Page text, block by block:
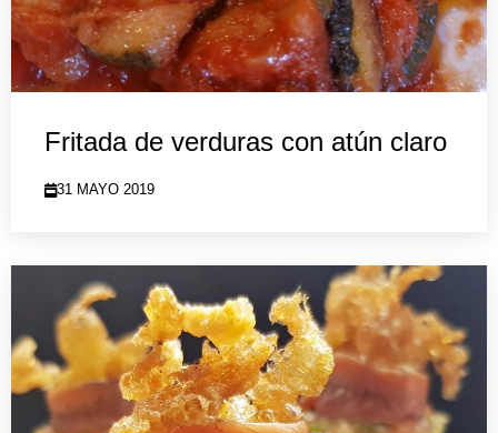
Fritada de verduras con atún claro
31 MAYO 2019